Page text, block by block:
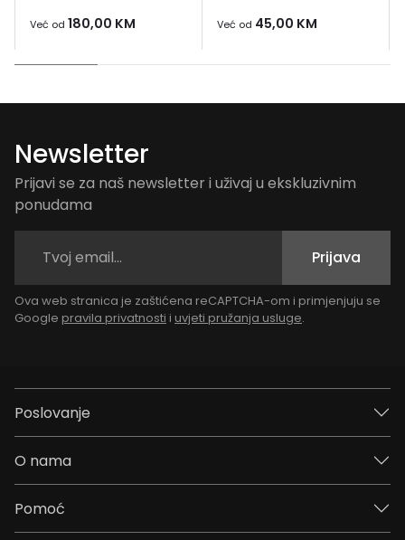
Već od 180,00 KM Već od 45,00 KM
Newsletter
Prijavi se za naš newsletter i uživaj u ekskluzivnim
ponudama
Prijava
Ova web stranica je zaštićena reCAPTCHA-om i primjenjuju se
Google pravila privatnosti i uvjeti pružanja usluge.
Poslovanje
O nama
Pomoć